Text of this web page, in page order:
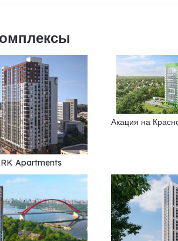
Apartments
Акация на